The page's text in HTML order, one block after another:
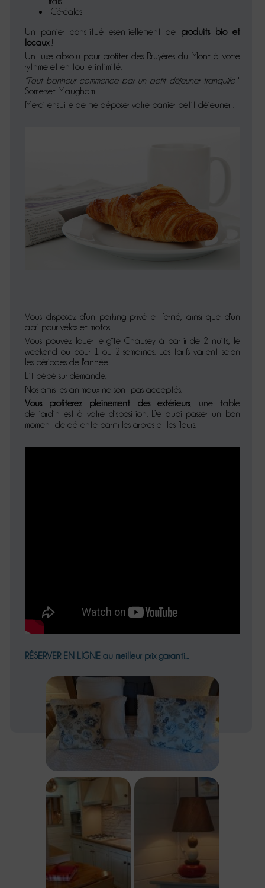
Céréales
Un panier constitué esentiellement de produits bio et
locaux !
Un luxe absolu pour profiter des Bruyères du Mont à votre
rythme et en toute intimité.
"Tout bonheur commence par un petit déjeuner tranquille"
Somerset Maugham
Merci ensuite de me déposer votre panier petit déjeuner .
Vous disposez d'un parking privé et fermé, ainsi que d'un
abri pour vélos et motos.
Vous pouvez louer le gîte Chausey à partir de 2 nuits, le
weekend ou pour 1 ou 2 semaines. Les tarifs varient selon
les périodes de l'année.
Lit bébé sur demande.
Nos amis les animaux ne sont pas acceptés.
Vous profiterez pleinement des extérieurs, une table
de jardin est à votre disposition. De quoi passer un bon
moment de détente parmi les arbres et les fleurs.
RÉSERVER EN LIGNEau meilleur prix garanti...